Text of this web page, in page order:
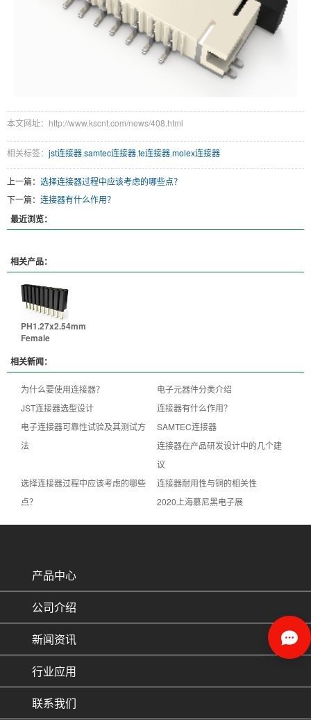
本文网址：http://www.kscnt.com/news/408.html
相关标签： jst连接器samtec连接器te连接器molex连接器
上一篇： 选择连接器过程中应该考虑的哪些点？
下一篇： 连接器有什么作用？
最近浏览：
相关产品：
PH1.27x2.54mm
Female
相关新闻：
为什么要使用连接器？
电子元器件分类介绍
JST连接器选型设计
连接器有什么作用？
电子连接器可靠性试验及其测试方
法
SAMTEC连接器
连接器在产品研发设计中的几个建
议
选择连接器过程中应该考虑的哪些
点？
连接器耐用性与铜的相关性
2020上海慕尼黑电子展
产品中心
公司介绍
新闻资讯
行业应用
联系我们